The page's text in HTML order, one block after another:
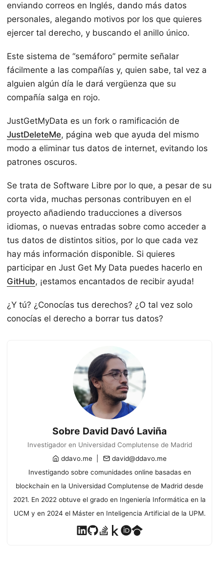
enviando correos en Inglés, dando más datos
personales, alegando motivos por los que quieres
ejercer tal derecho, y buscando el anillo único.
Este sistema de “semáforo” permite señalar
fácilmente a las compañías y, quien sabe, tal vez a
alguien algún día le dará vergüenza que su
compañía salga en rojo.
JustGetMyData es un fork o ramificación de
JustDeleteMe, página web que ayuda del mismo
modo a eliminar tus datos de internet, evitando los
patrones oscuros.
Se trata de Software Libre por lo que, a pesar de su
corta vida, muchas personas contribuyen en el
proyecto añadiendo traducciones a diversos
idiomas, o nuevas entradas sobre como acceder a
tus datos de distintos sitios, por lo que cada vez
hay más información disponible. Si quieres
participar en Just Get My Data puedes hacerlo en
GitHub, ¡estamos encantados de recibir ayuda!
¿Y tú? ¿Conocías tus derechos? ¿O tal vez solo
conocías el derecho a borrar tus datos?
Sobre David Davó Laviña
Investigador en Universidad Complutense de Madrid
ddavo.me
david@ddavo.me
Investigando sobre comunidades online basadas en
blockchain en la Universidad Complutense de Madrid desde
2021. En 2022 obtuve el grado en Ingeniería Informática en la
UCM y en 2024 el Máster en Inteligencia Artificial de la UPM.